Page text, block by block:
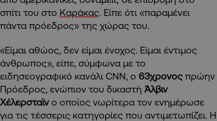
σπίτι του στο Καράκας. Είπε ότι «παραμένει
πάντα πρόεδρος» της χώρας του.
«Είμαι αθώος, δεν είμαι ένοχος. Είμαι έντιμος
άνθρωπος», είπε, σύμφωνα με το
ειδησεογραφικό κανάλι CNN, ο 63χρονος πρώην
Πρόεδρος, ενώπιον του δικαστή Άλβιν
Χέλερσταϊνο οποίος νωρίτερα τον ενημέρωσε
για τις τέσσερις κατηγορίες που αντιμετωπίζει. Η